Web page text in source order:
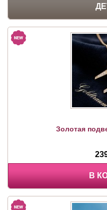
Золотая
В